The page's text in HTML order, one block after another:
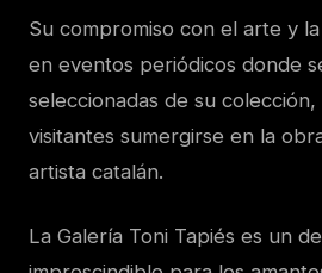
Su compromiso con el arte y
en eventos periódicos donde
seleccionadas de su
visitantes sumergirse en la
artista catalán.
La Galería Toni Tapiés es un